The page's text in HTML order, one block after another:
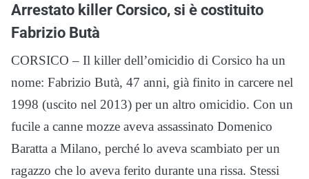
Arrestato killer Corsico, si è costituito
Fabrizio Butà
CORSICO – Il killer dell’omicidio di Corsico ha un
nome: Fabrizio Butà, 47 anni, già finito in carcere nel
1998 (uscito nel 2013) per un altro omicidio. Con un
fucile a canne mozze aveva assassinato Domenico
Baratta a Milano, perché lo aveva scambiato per un
ragazzo che lo aveva ferito durante una rissa. Stessi